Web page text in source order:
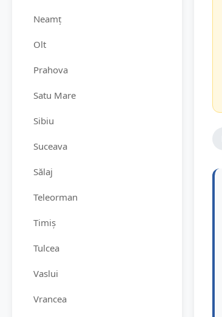
Neamț
Olt
Prahova
Satu Mare
Sibiu
Suceava
Sălaj
Teleorman
Timiș
Tulcea
Vaslui
Vrancea